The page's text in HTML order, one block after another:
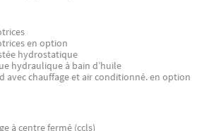
en option
hydrostatique
hydraulique à bain d’huile
avec chauffage et air conditionné. en option
à centre fermé (ccls)